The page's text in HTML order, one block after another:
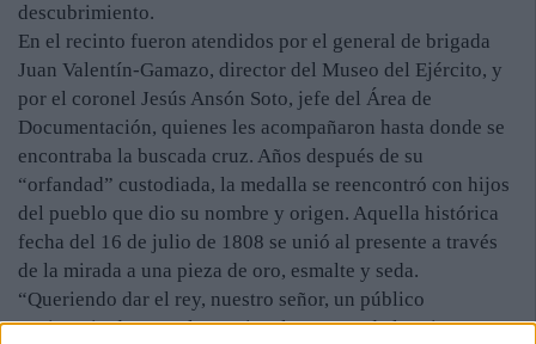
descubrimiento.
En el recinto fueron atendidos por el general de brigada
Juan Valentín-Gamazo, director del Museo del Ejército, y
por el coronel Jesús Ansón Soto, jefe del Área de
Documentación, quienes les acompañaron hasta donde se
encontraba la buscada cruz. Años después de su
“orfandad” custodiada, la medalla se reencontró con hijos
del pueblo que dio su nombre y origen. Aquella histórica
fecha del 16 de julio de 1808 se unió al presente a través
de la mirada a una pieza de oro, esmalte y seda.
“Queriendo dar el rey, nuestro señor, un público
testimonio de su real aprecio a las tropas de la Primera